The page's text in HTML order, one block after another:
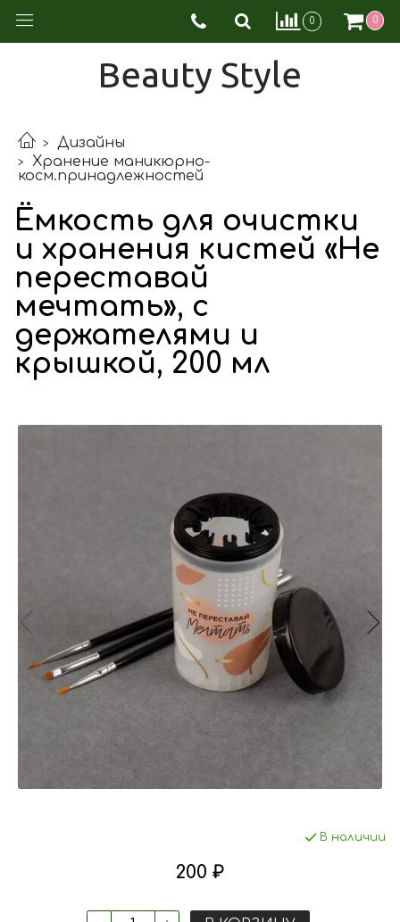
0 0
Beauty Style
Дизайны
Хранение маникюрно-
косм.принадлежностей
Ёмкость для очистки
и хранения кистей «Не
переставай
мечтать», с
держателями и
крышкой, 200 мл
В наличии
200 ₽